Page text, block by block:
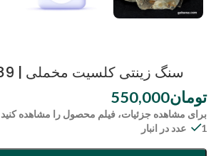
سنگ زینتی کلسیت مخملی | code:0389
تومان550,000
برای مشاهده جزئیات، فیلم محصول را مشاهده کنید
1 عدد در انبار